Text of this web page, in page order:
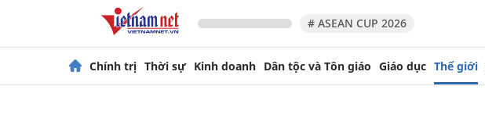
# ASEAN CUP 2026
Chính trị Thời sự Kinh doanh Dân tộc và Tôn giáo Giáo dục Thế giới